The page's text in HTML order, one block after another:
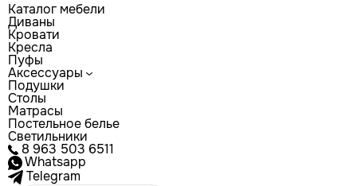
Каталог мебели
Диваны
Кровати
Кресла
Пуфы
Аксессуары
Подушки
Столы
Матрасы
Постельное белье
Светильники
8 963 503 6511
Whatsapp
Telegram